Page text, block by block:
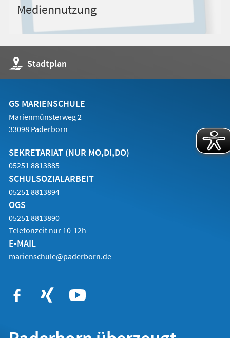
Mediennutzung
Stadtplan
(Öffnet
in
einem
Tab)
GS MARIENSCHULE
Marienmünsterweg 2
33098 Paderborn
SEKRETARIAT (NUR MO,DI,DO)
05251 8813885
SCHULSOZIALARBEIT
05251 8813894
OGS
05251 8813890
Telefonzeit nur 10-12h
E-MAIL
marienschule@paderborn.de